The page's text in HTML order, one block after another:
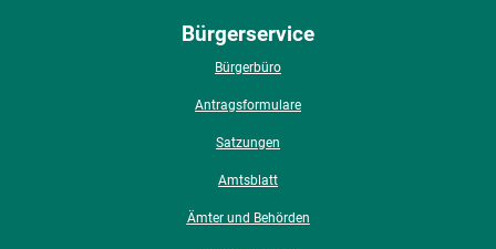
Bürgerservice
Bürgerbüro
Antragsformulare
Satzungen
Amtsblatt
Ämter und Behörden